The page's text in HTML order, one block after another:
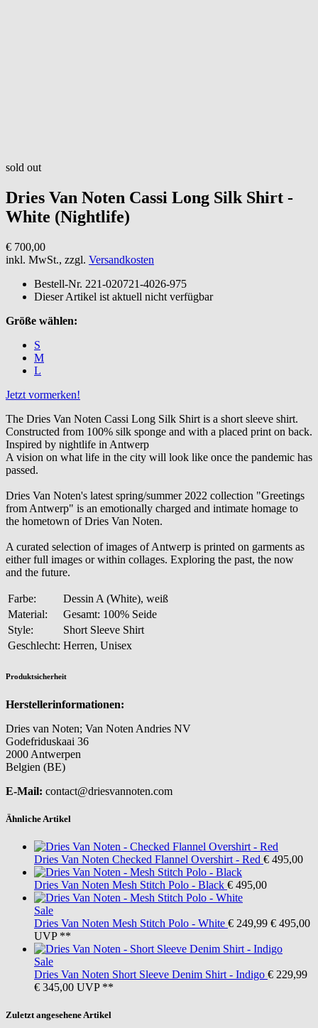
sold out
Dries Van Noten Cassi Long Silk Shirt -
White (Nightlife)
€ 700,00
inkl. MwSt., zzgl. Versandkosten
Bestell-Nr. 221-020721-4026-975
Dieser Artikel ist aktuell nicht verfügbar
Größe wählen:
S
M
L
Jetzt vormerken!
The Dries Van Noten Cassi Long Silk Shirt is a short sleeve shirt.
Constructed from 100% silk sponge and with a placed print on back.
Inspired by nightlife in Antwerp
A vision on what life in the city will look like once the pandemic has
passed.
Dries Van Noten's latest spring/summer 2022 collection "Greetings
from Antwerp" is an emotionally charged and intimate homage to
the hometown of Dries Van Noten.
A curated selection of images of Antwerp is printed on garments as
either full images or within collages. Exploring the past, the now
and the future.
Farbe:
Dessin A (White), weiß
Material:
Gesamt: 100% Seide
Style:
Short Sleeve Shirt
Geschlecht: Herren, Unisex
Produktsicherheit
Herstellerinformationen:
Dries van Noten; Van Noten Andries NV
Godefriduskaai 36
2000 Antwerpen
Belgien (BE)
E-Mail: contact@driesvannoten.com
Ähnliche Artikel
Dries Van Noten Checked Flannel Overshirt - Red € 495,00
Dries Van Noten Mesh Stitch Polo - Black € 495,00
Sale
Dries Van Noten Mesh Stitch Polo - White € 249,99 € 495,00
UVP **
Sale
Dries Van Noten Short Sleeve Denim Shirt - Indigo € 229,99
€ 345,00 UVP **
Zuletzt angesehene Artikel